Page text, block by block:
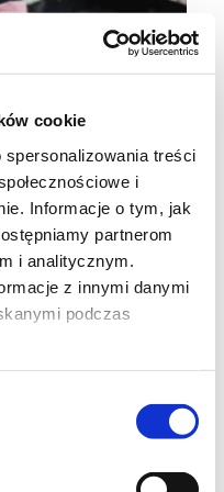
cookie
treści
i
Informacje o tym, jak
partnerom
i analitycznym.
z innymi danymi
podczas
możecie
ich przed